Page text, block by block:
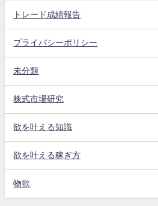
トレード成績報告
プライバシーポリシー
未分類
株式市場研究
欲を叶える知識
欲を叶える稼ぎ方
物欲